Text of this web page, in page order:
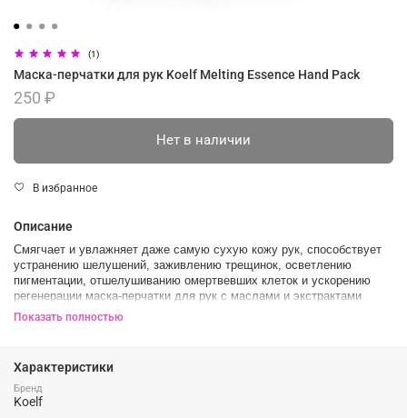
(1)
Маска-перчатки для рук Koelf Melting Essence Hand Pack
250 ₽
Нет в наличии
В избранное
Описание
Cмягчает и увлажняет даже самую сухую кожу рук, способствует
устранению шелушений, заживлению трещинок, осветлению
пигментации, отшелушиванию омертвевших клеток и ускорению
регенерации маска-перчатки для рук с маслами и экстрактами
Petitfee Koelf Melting Essence Hand Pack.
кожи рук. Оказывает долговременный эффект.
Надев перчатки, вы можете продолжать заниматься небольшими
домашними делами: они не стесняют движений и не оставляют
Показать полностью
Характеристики
Бренд
Koelf